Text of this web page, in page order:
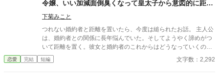
令嬢、いい加減面倒臭くなって皇太子から意図的に距離
をとったらあっちから迫ってきた。なんで？
下菊みこと
つれない婚約者と距離を置いたら、今度は縋られたお話。 主人公
は、婚約者との関係に長年悩んでいた。そしてようやく諦めがつ
いて距離を置く。彼女と婚約者のこれからはどうなっていくのだ
恋愛 完結 短編 文字数：2,292